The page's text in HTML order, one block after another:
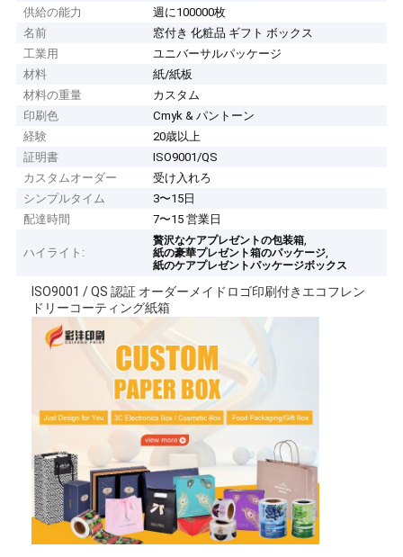
供給の能力
週に100000枚
名前
窓付き 化粧品 ギフト ボックス
工業用
ユニバーサルパッケージ
材料
紙/紙板
材料の重量
カスタム
印刷色
Cmyk & パントーン
経験
20歳以上
証明書
ISO9001/QS
カスタムオーダー
受け入れろ
シンプルタイム
3〜15日
配達時間
7〜15 営業日
ハイライト:
贅沢なケアプレゼントの包装箱,
紙の豪華プレゼント箱のパッケージ,
紙のケアプレゼントパッケージボックス
ISO9001 / QS 認証 オーダーメイドロゴ印刷付きエコフレン
ドリーコーティング紙箱